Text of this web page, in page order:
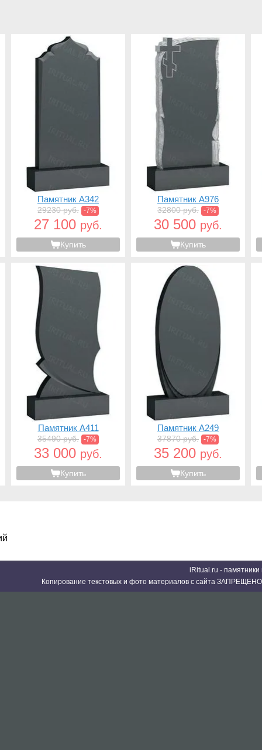
Памятник A342
29230 руб. -7%
27 100 руб.
Купить
Памятник A976
32800 руб. -7%
30 500 руб.
Купить
Памятник A411
35490 руб. -7%
33 000 руб.
Купить
Памятник A249
37870 руб. -7%
35 200 руб.
Купить
iRitual.ru -
Копирование текстовых и фото материалов с сайта